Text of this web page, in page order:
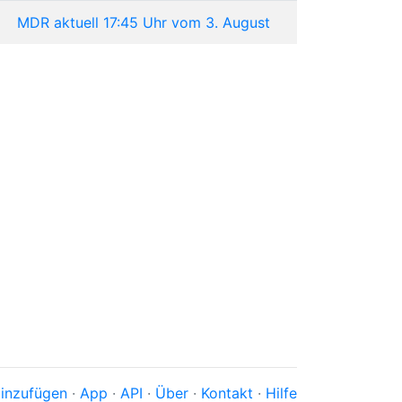
MDR aktuell 17:45 Uhr vom 3. August
· App · API · Über · Kontakt · Hilfe